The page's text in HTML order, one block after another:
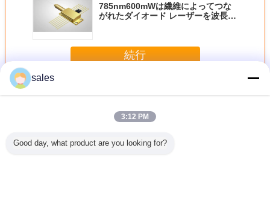
785nm600mWは繊維によってつな
がれたダイオード レーザーを波長安
続行
多く繊維はダイオード レーザーをつなぎました
sales
3:12 PM
Good day, what product are you looking for?